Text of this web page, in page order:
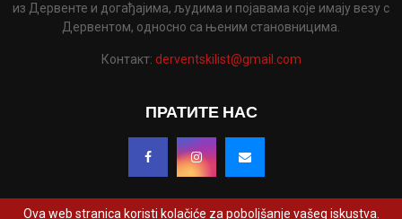
из Дервенте и догађајима, људима и појавама које имају везу с
Дервентом, односно са њеним становницима.
Контакт: derventskilist@gmail.com
ПРАТИТЕ НАС
Ova web stranica koristi kolačiće za poboljšanje vašeg iskustva.